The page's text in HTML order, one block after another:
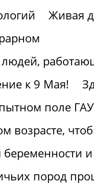
Живая
к 9 Мая!
поле
возрасте,
беременности
пород